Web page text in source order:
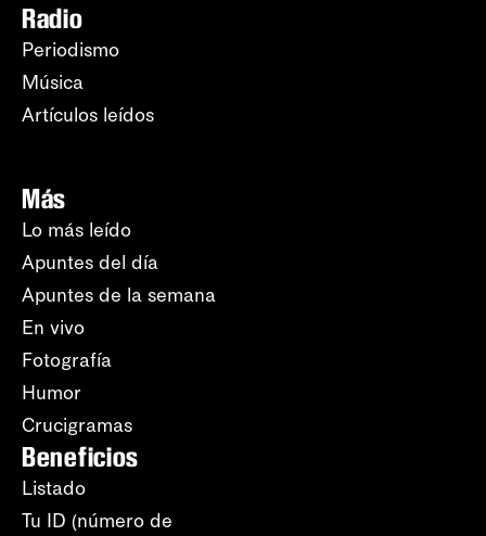
Radio
Periodismo
Música
Artículos leídos
Más
Lo más leído
Apuntes del día
Apuntes de la semana
En vivo
Fotografía
Humor
Crucigramas
Beneficios
Listado
Tu ID (número de